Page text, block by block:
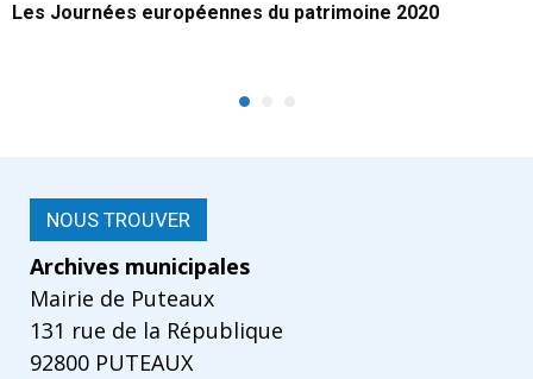
Les Journées européennes du patrimoine 2020
NOUS TROUVER
Archives municipales
Mairie de Puteaux
131 rue de la République
92800 PUTEAUX